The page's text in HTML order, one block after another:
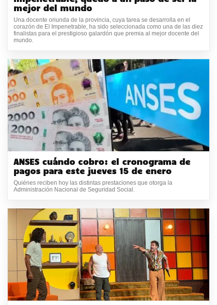
mejor del mundo
Una docente oriunda de la provincia, cuya tarea se desarrolla en el
corazón de El Impenetrable, ha sido seleccionada como una de las diez
finalistas para el prestigioso galardón que premia al mejor docente del
mundo.
ANSES cuándo cobro: el cronograma de
pagos para este jueves 15 de enero
Quiénes reciben hoy las distintas prestaciones que otorga la
Administración Nacional de Seguridad Social.